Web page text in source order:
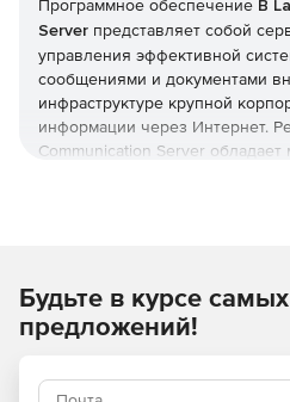
Программное обеспечение B
Server представляет собой
управления эффективной
сообщениями и документами
инфраструктуре крупной
информации через Интернет.
Communication Server
Server можно быстро
офисов и подразделений в
файлами с возможностью
графических эмоций, а также
Будьте в курсе
предложений!